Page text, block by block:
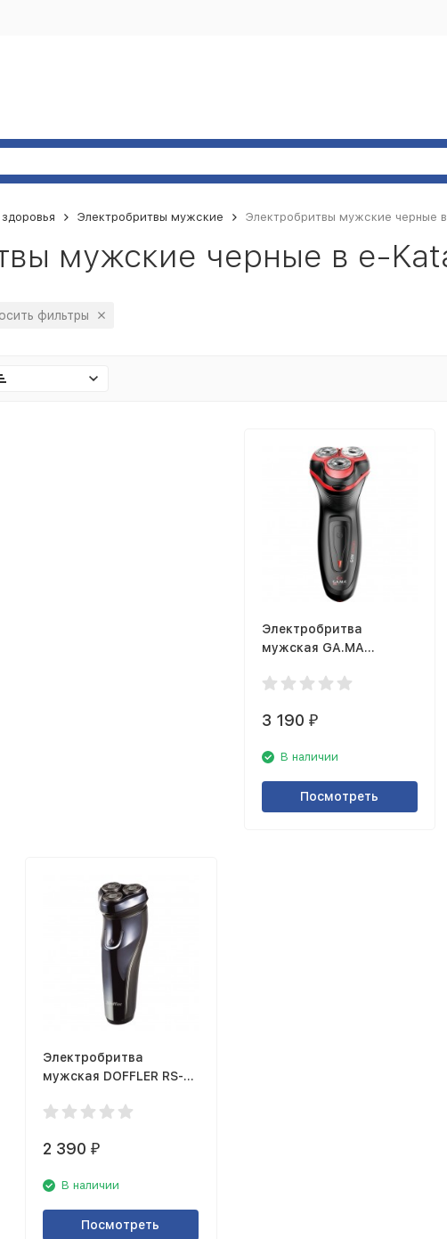
Электробритвы мужские Электробритвы мужские черные
мужские черные в e-
фильтры
Электробритва
мужская GA.MA
3 190 ₽
В наличии
Посмотреть
Электробритва
мужская DOFFLER RS-
2 390 ₽
В наличии
Посмотреть